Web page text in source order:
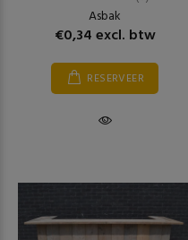
Asbak
€0,34 excl. btw
RESERVEER